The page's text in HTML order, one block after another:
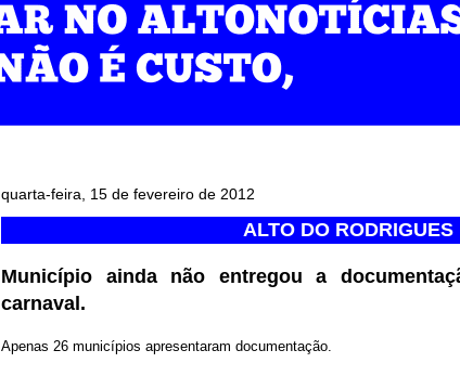
quarta-feira, 15 de fevereiro de 2012
ALTO DO RODRIGUES
Município ainda não entregou a
carnaval.
Apenas 26 municípios apresentaram documentação.